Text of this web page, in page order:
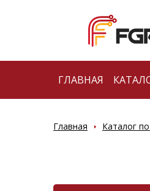
ГЛАВНАЯ
Главная Каталог